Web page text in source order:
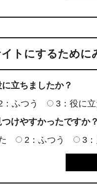
トにするため
立ちましたか？
：ふつう
3：役に
けやすかったですか？
2：ふつう 3